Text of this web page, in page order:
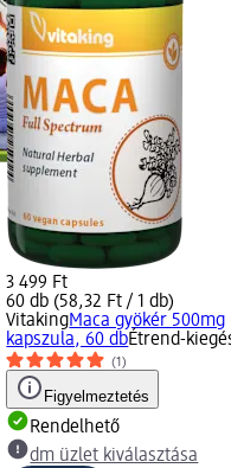
3 499 Ft
60 db (58,32 Ft / 1 db)
VitakingMaca gyökér 500mg
kapszula, 60 dbÉtrend-
(1)
Figyelmeztetés
Rendelhető
dm üzlet kiválasztása